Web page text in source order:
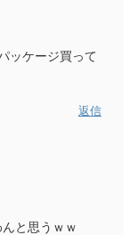
ッケージ買って
返信
と思うｗｗ